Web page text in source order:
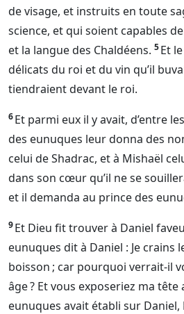
de visage, et instruits en toute
science, et qui soient capables
et la langue des Chaldéens. 5Et
délicats du roi et du vin qu’il
tiendraient devant le roi.
6Et parmi eux il y avait, d’entre
des eunuques leur donna des
celui de Shadrac, et à Mishaël
dans son cœur qu’il ne se
et il demanda au prince des
9Et Dieu fit trouver à Daniel
eunuques dit à Daniel : Je
boisson ; car pourquoi verrait-il
âge ? Et vous exposeriez ma
eunuques avait établi sur Daniel,